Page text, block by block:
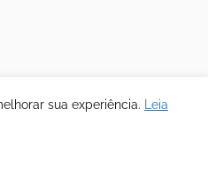
sua experiência.
Leia